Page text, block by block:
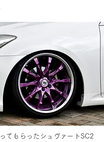
てもらったシュヴァートSC2